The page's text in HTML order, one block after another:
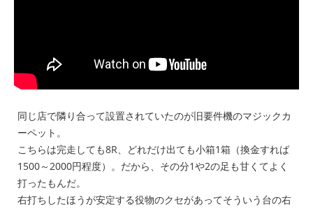
同じ店で隣り合って設置されていたのが旧要件機のマジックカ
ーペット。
こちらは完走しても8R、どれだけ出ても小箱1箱（換金すれば
1500～2000円程度）。だから、その分1や2の足も甘くてよく
打ったもんだ。
右打ちしたほうが安定する役物のクセがあってそういう台の右